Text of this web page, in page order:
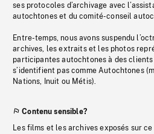
ses protocoles d’archivage avec
autochtones et du comité-conseil
Entre-temps, nous avons suspendu
archives, les extraits et les photos
participantes autochtones à des
s’identifient pas comme Autochtones
Nations, Inuit ou Métis).
Contenu sensible?
Les films et les archives exposés sur